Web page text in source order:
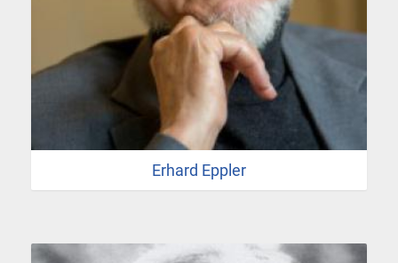
Erhard Eppler